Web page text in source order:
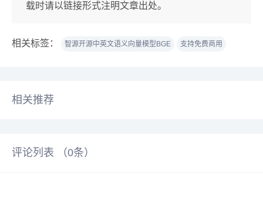
载时请以链接形式注明文章出处。
相关标签： 智源开源中英文语义向量模型BGE 支持免费商用
相关推荐
评论列表 （0条）